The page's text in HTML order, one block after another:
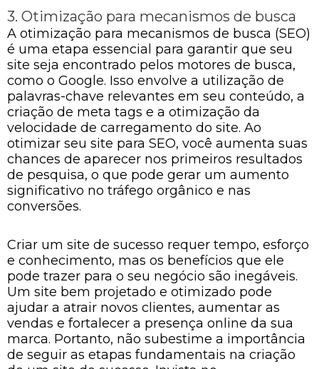
3. Otimização para mecanismos de busca
A otimização para mecanismos de busca (SEO)
é uma etapa essencial para garantir que seu
site seja encontrado pelos motores de busca,
como o Google. Isso envolve a utilização de
palavras-chave relevantes em seu conteúdo, a
criação de meta tags e a otimização da
velocidade de carregamento do site. Ao
otimizar seu site para SEO, você aumenta suas
chances de aparecer nos primeiros resultados
de pesquisa, o que pode gerar um aumento
significativo no tráfego orgânico e nas
conversões.
Criar um site de sucesso requer tempo, esforço
e conhecimento, mas os benefícios que ele
pode trazer para o seu negócio são inegáveis.
Um site bem projetado e otimizado pode
ajudar a atrair novos clientes, aumentar as
vendas e fortalecer a presença online da sua
marca. Portanto, não subestime a importância
de seguir as etapas fundamentais na criação